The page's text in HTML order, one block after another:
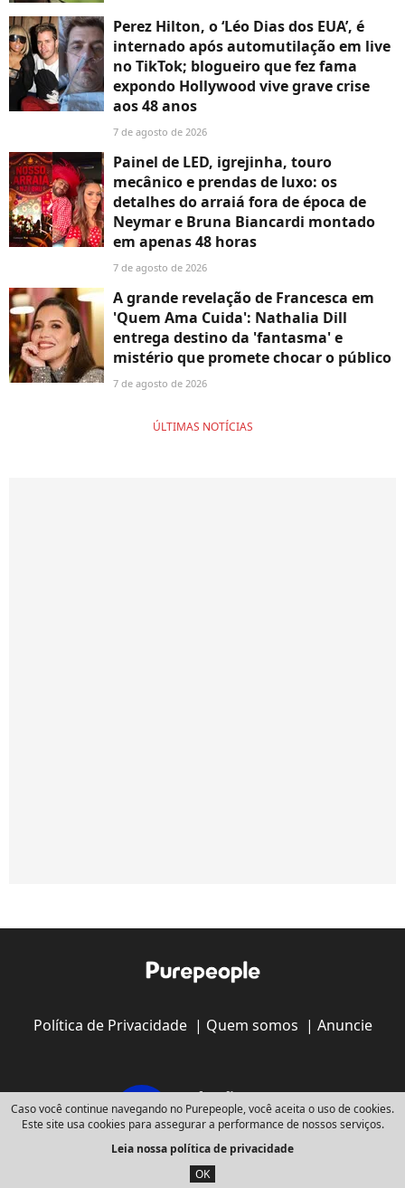
Perez Hilton, o ‘Léo Dias dos EUA’, é
internado após automutilação em live
no TikTok; blogueiro que fez fama
expondo Hollywood vive grave crise
aos 48 anos
7 de agosto de 2026
Painel de LED, igrejinha, touro
mecânico e prendas de luxo: os
detalhes do arraiá fora de época de
Neymar e Bruna Biancardi montado
em apenas 48 horas
7 de agosto de 2026
A grande revelação de Francesca em
'Quem Ama Cuida': Nathalia Dill
entrega destino da 'fantasma' e
mistério que promete chocar o público
7 de agosto de 2026
ÚLTIMAS NOTÍCIAS
Política de Privacidade| Quem somos | Anuncie
Copyright © 2008 - 2026
Webedia - Todos os direitos reservados
Caso você continue navegando no Purepeople, você aceita o uso de cookies.
Este site usa cookies para assegurar a performance de nossos serviços.
Leia nossa política de privacidade
OK